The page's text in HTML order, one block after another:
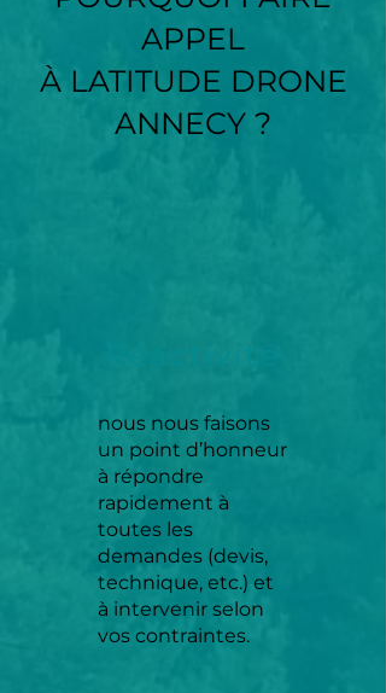
APPEL
À LATITUDE DRONE
ANNECY ?
nous nous faisons
un point d’honneur
à répondre
rapidement à
toutes les
demandes (devis,
technique, etc.) et
à intervenir selon
vos contraintes.